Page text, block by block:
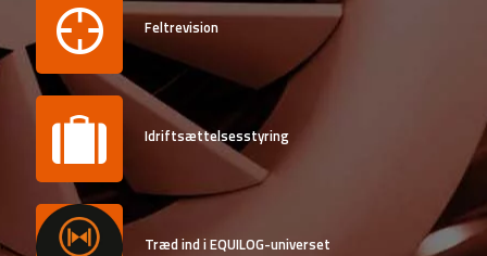
Feltrevision
Idriftsættelsesstyring
Træd ind i EQUILOG-universet
Eesti
Nederlands
Português
Norsk bokmål
Slovenščina